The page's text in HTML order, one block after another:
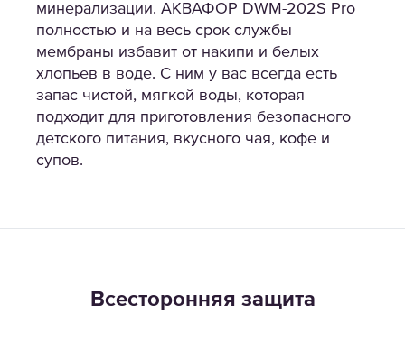
минерализации. АКВАФОР DWM-202S Pro
полностью и на весь срок службы
мембраны избавит от накипи и белых
хлопьев в воде. С ним у вас всегда есть
запас чистой, мягкой воды, которая
подходит для приготовления безопасного
детского питания, вкусного чая, кофе и
супов.
Всесторонняя защита